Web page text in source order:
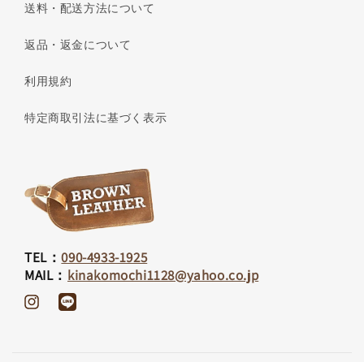
送料・配送方法について
返品・返金について
利用規約
特定商取引法に基づく表示
TEL：090-4933-1925
MAIL： kinakomochi1128@yahoo.co.jp
InstagramTranslation